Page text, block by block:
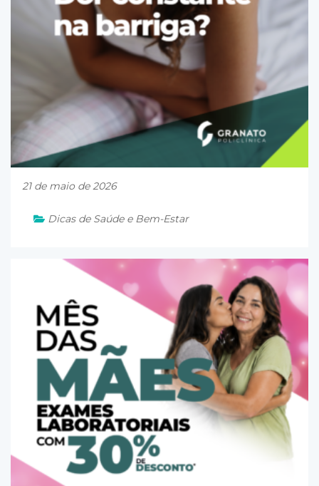
21 de maio de 2026
Dicas de Saúde e Bem-Estar